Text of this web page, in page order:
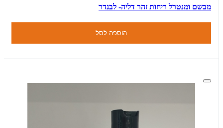
מבשם ומנטרל ריחות זהר דליה- לבנדר
הוספה לסל